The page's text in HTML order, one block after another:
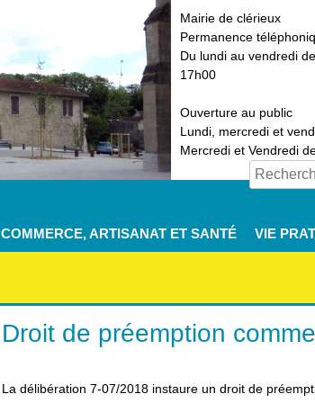
Mairie de clérieux
Permanence
Du lundi au vendredi
17h00
Ouverture au public
Lundi, mercredi et
Mercredi et Vendredi
COMMERCE, ARTISANAT ET SANTÉ VIE
Droit de préemption
La délibération 7-07/2018 instaure un droit de